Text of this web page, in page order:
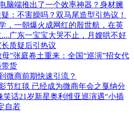
脑端推出了一个效率神器？身材臃
：不害臊吗？双马尾造型引热议！
，一朝爆火成网红的殷世航，在英
广东一宝宝大哭不止，月嫂哄不好
质疑后引热议
母”张庭卷土重来：全国“巡演”招女代
货
微商前期快速引流？
节红毯 已经成为微商年会之戛纳分
笑话21岁新星奥利维亚巡演遇“小插
自若